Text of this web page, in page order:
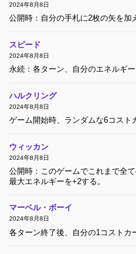
2024年8月8日
公開時：自分の手札に2枚の矢を加
スピード
2024年8月8日
永続：各ターン、自分のエネルギ
ハルクリング
2024年8月8日
ゲーム開始時、ランダムな6コスト
ウィッカン
2024年8月8日
公開時：このゲームでこれまで全
最大エネルギーを+2する。
マーベル・ボーイ
2024年8月8日
各ターン終了後、自分の1コストカ